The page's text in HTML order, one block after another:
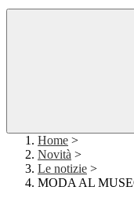
Home >
Novità >
Le notizie >
MODA AL